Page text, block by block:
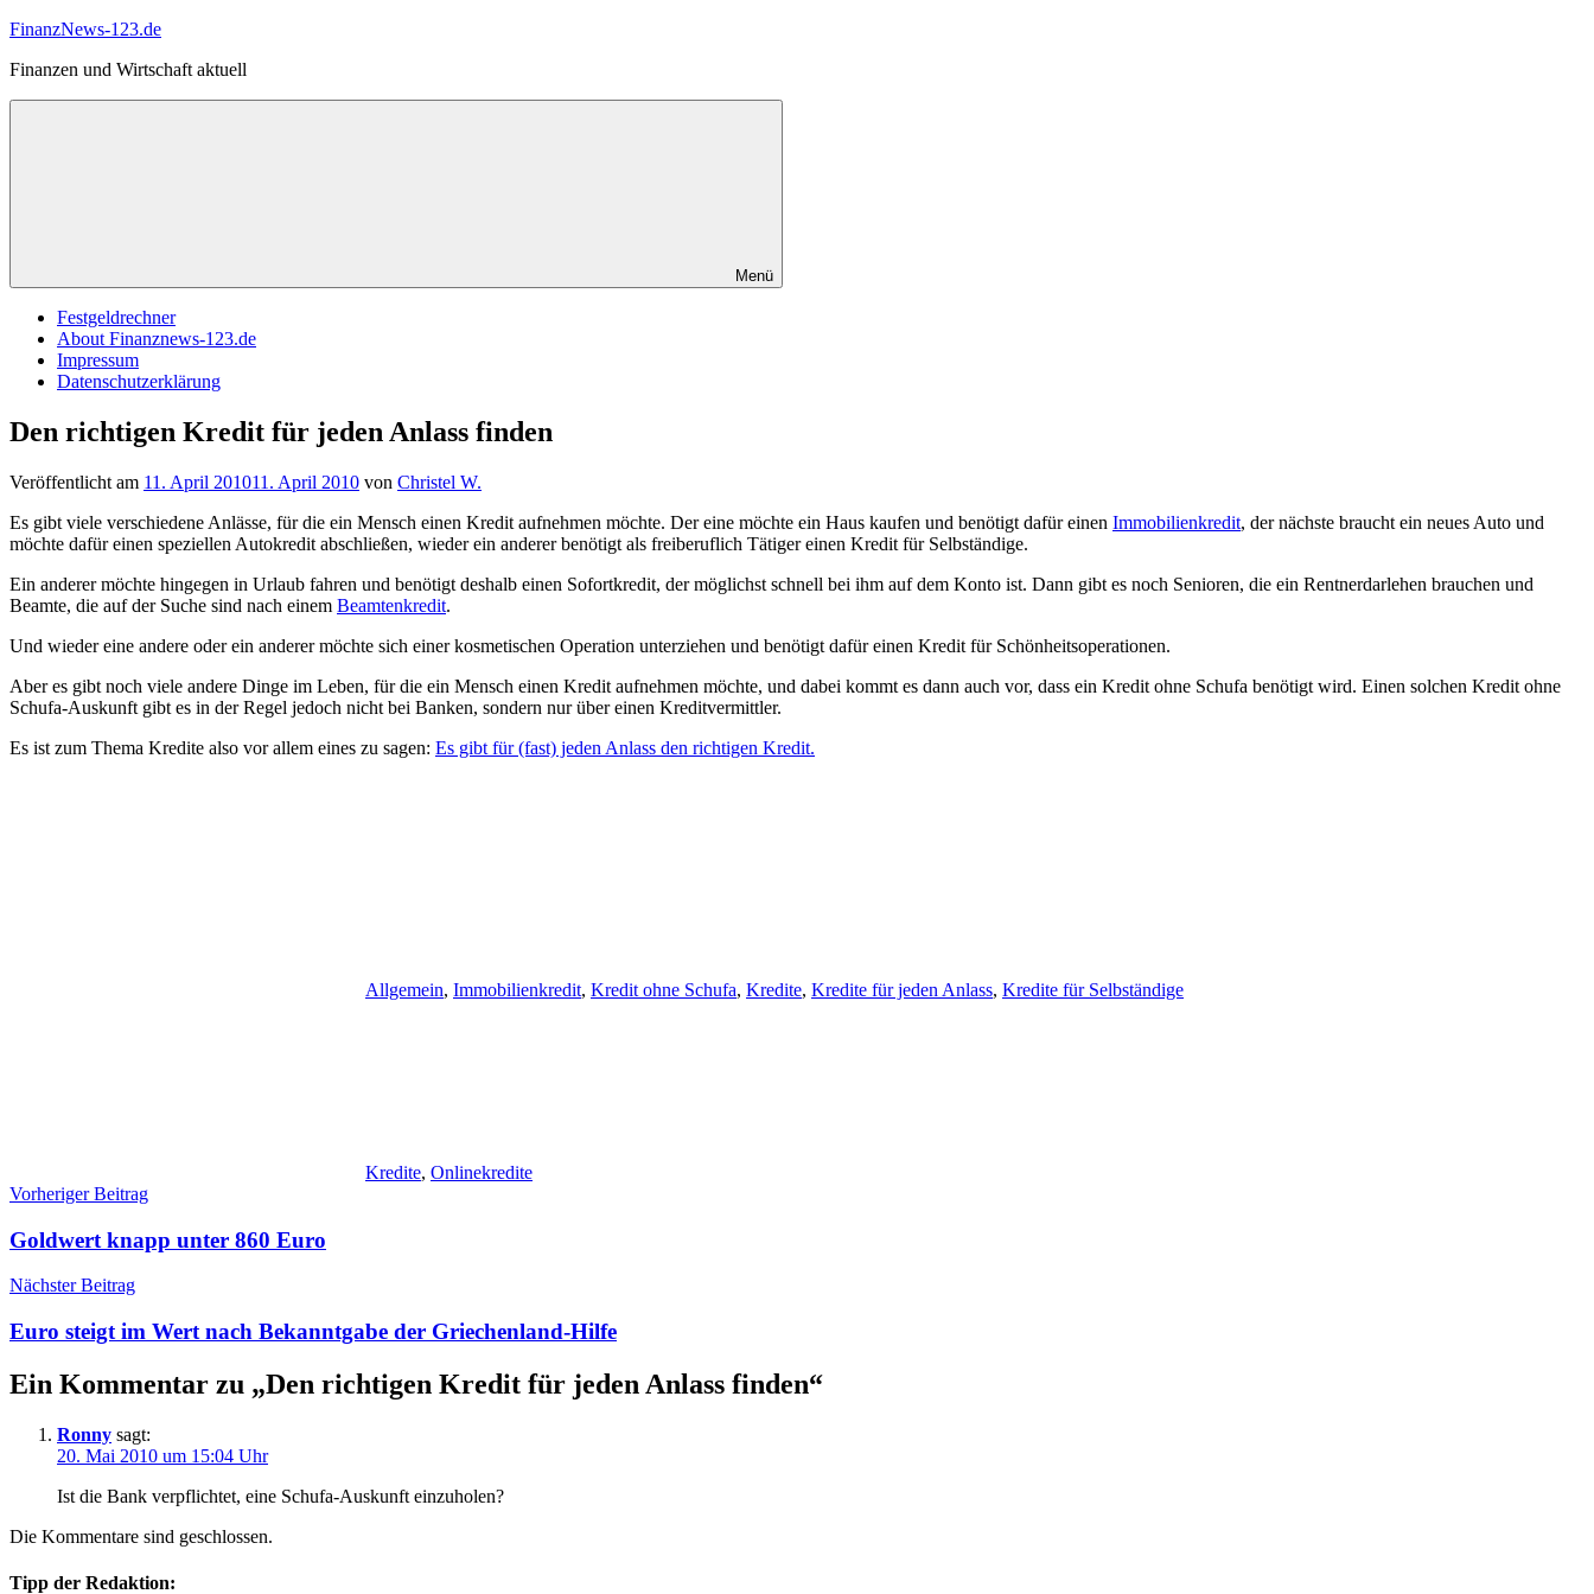
Zum
springen
FinanzNews-123.de
Finanzen und Wirtschaft aktuell
Menü
Festgeldrechner
About Finanznews-123.de
Impressum
Datenschutzerklärung
Den richtigen Kredit für jeden Anlass finden
Veröffentlicht am 11. April 201011. April 2010 von Christel W.
Es gibt viele verschiedene Anlässe, für die ein Mensch einen Kredit aufnehmen möchte. Der eine möchte ein Haus kaufen und benötigt dafür einen Immobilienkredit, der nächste braucht ein neues Auto und
möchte dafür einen speziellen Autokredit abschließen, wieder ein anderer benötigt als freiberuflich Tätiger einen Kredit für Selbständige.
Ein anderer möchte hingegen in Urlaub fahren und benötigt deshalb einen Sofortkredit, der möglichst schnell bei ihm auf dem Konto ist. Dann gibt es noch Senioren, die ein Rentnerdarlehen brauchen und
Beamte, die auf der Suche sind nach einem Beamtenkredit.
Und wieder eine andere oder ein anderer möchte sich einer kosmetischen Operation unterziehen und benötigt dafür einen Kredit für Schönheitsoperationen.
Aber es gibt noch viele andere Dinge im Leben, für die ein Mensch einen Kredit aufnehmen möchte, und dabei kommt es dann auch vor, dass ein Kredit ohne Schufa benötigt wird. Einen solchen Kredit ohne
Schufa-Auskunft gibt es in der Regel jedoch nicht bei Banken, sondern nur über einen Kreditvermittler.
Es ist zum Thema Kredite also vor allem eines zu sagen: Es gibt für (fast) jeden Anlass den richtigen Kredit.
Allgemein, Immobilienkredit, Kredit ohne Schufa, Kredite, Kredite für jeden Anlass, Kredite für Selbständige
Kredite, Onlinekredite
Beitragsnavigation
Vorheriger Beitrag
Goldwert knapp unter 860 Euro
Nächster Beitrag
Euro steigt im Wert nach Bekanntgabe der Griechenland-Hilfe
Ein Kommentar zu „Den richtigen Kredit für jeden Anlass finden“
Ronny sagt:
20. Mai 2010 um 15:04 Uhr
Ist die Bank verpflichtet, eine Schufa-Auskunft einzuholen?
Die Kommentare sind geschlossen.
Tipp der Redaktion: